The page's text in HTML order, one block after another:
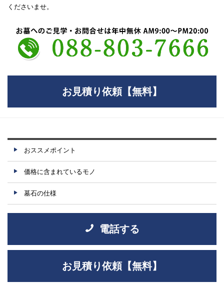
くださいませ。
お見積り依頼【無料】
おススメポイント
価格に含まれているモノ
墓石の仕様
電話する
お見積り依頼【無料】